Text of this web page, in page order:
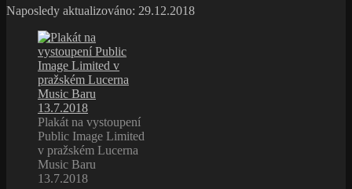
Naposledy aktualizováno: 29.12.2018
Plakát na vystoupení
Public Image Limited
v pražském Lucerna
Music Baru
13.7.2018